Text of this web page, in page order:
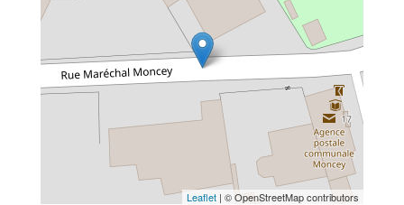
Leaflet | © OpenStreetMap contributors